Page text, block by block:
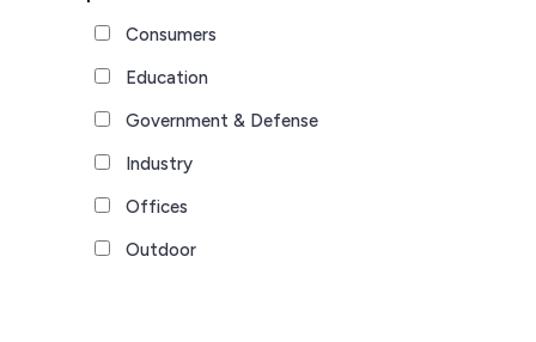
Consumers
Education
Government & Defense
Industry
Offices
Outdoor